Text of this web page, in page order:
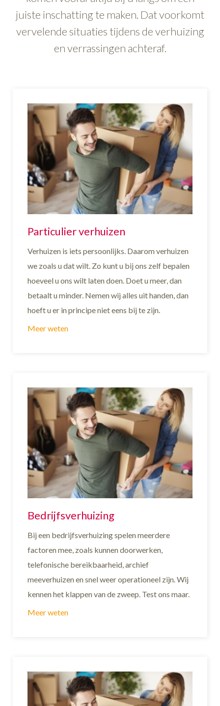
juiste inschatting te maken. Dat voorkomt
vervelende situaties tijdens de verhuizing
en verrassingen achteraf.
Particulier verhuizen
Verhuizen is iets persoonlijks. Daarom verhuizen
we zoals u dat wilt. Zo kunt u bij ons zelf bepalen
hoeveel u ons wilt laten doen. Doet u meer, dan
betaalt u minder. Nemen wij alles uit handen, dan
hoeft u er in principe niet eens bij te zijn.
Meer weten
Bedrijfsverhuizing
Bij een bedrijfsverhuizing spelen meerdere
factoren mee, zoals kunnen doorwerken,
telefonische bereikbaarheid, archief
meeverhuizen en snel weer operationeel zijn. Wij
kennen het klappen van de zweep. Test ons maar.
Meer weten